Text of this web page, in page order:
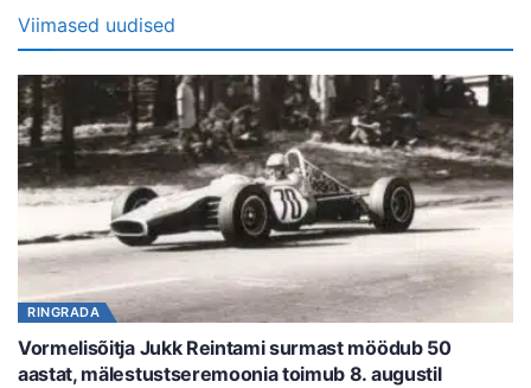
Viimased uudised
RINGRADA
Vormelisõitja Jukk Reintami surmast möödub 50
aastat, mälestustseremoonia toimub 8. augustil